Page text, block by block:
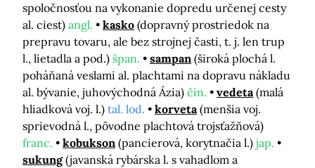
spoločnosťou na vykonanie dopredu určenej cesty
al. ciest) angl. kasko (dopravný prostriedok na
prepravu tovaru, ale bez strojnej časti, t. j. len trup
l., lietadla a pod.) špan. sampan (široká plochá l.
poháňaná veslami al. plachtami na dopravu nákladu
al. bývanie, juhovýchodná Ázia) čín. vedeta (malá
hliadková voj. l.) tal. lod. korveta (menšia voj.
sprievodná l., pôvodne plachtová trojsťažňová)
franc.
kobukson (pancierová, korytnačia l.) jap.
sukung (javanská rybárska l. s vahadlom a